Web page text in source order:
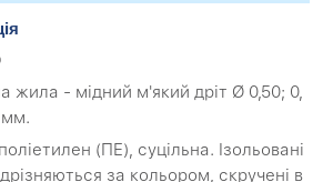
жила - мідний м'який дріт Ø 0,50; 0,
мм.
(ПЕ), суцільна. Ізольовані
за кольором, скручені в